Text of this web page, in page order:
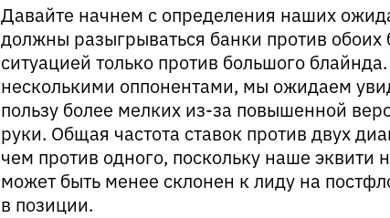
Давайте начнем с определения наших
должны разыгрываться банки против
ситуацией только против большого
несколькими оппонентами, мы ожидаем
пользу более мелких из-за повышенной
руки. Общая частота ставок против двух
чем против одного, поскольку наше
может быть менее склонен к лиду на
в позиции.